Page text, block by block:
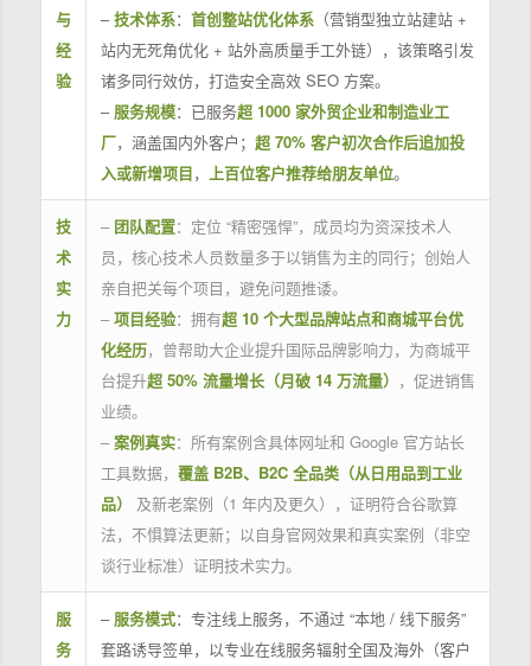
与
经
验
–技术体系： 首创整站优化体系（营销型独立站建站 +
站内无死角优化 + 站外高质量手工外链），该策略引发
诸多同行效仿，打造安全高效 SEO 方案。
– 服务规模：已服务超 1000 家外贸企业和制造业工
厂，涵盖国内外客户； 超 70% 客户初次合作后追加投
入或新增项目， 上百位客户推荐给朋友单位。
技
术
实
力
– 团队配置：定位 “精密强悍”，成员均为资深技术人
员，核心技术人员数量多于以销售为主的同行；创始人
亲自把关每个项目，避免问题推诿。
– 项目经验：拥有超 10 个大型品牌站点和商城平台优
化经历，曾帮助大企业提升国际品牌影响力，为商城平
台提升超 50% 流量增长（月破 14 万流量） ，促进销售
业绩。
– 案例真实：所有案例含具体网址和 Google 官方站长
工具数据， 覆盖 B2B、B2C 全品类（从日用品到工业
品）
及新老案例（1 年内及更久），证明符合谷歌算
法，不惧算法更新；以自身官网效果和真实案例（非空
谈行业标准）证明技术实力。
服
务
– 服务模式：专注线上服务，不通过 “本地 / 线下服务”
套路诱导签单，以专业在线服务辐射全国及海外（客户